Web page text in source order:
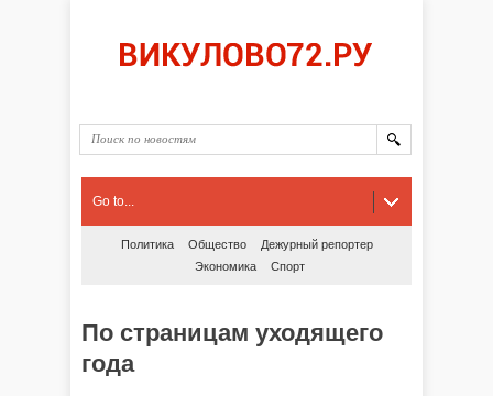
Go to...
Политика Общество
Дежурный репортер
Экономика
Спорт
По страницам уходящего
года